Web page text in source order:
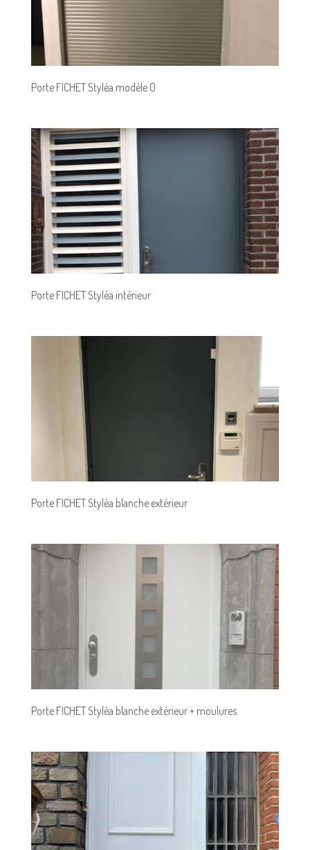
Porte FICHET Styléa modèle 0
Porte FICHET Styléa intérieur
Porte FICHET Styléa blanche extérieur
Porte FICHET Styléa blanche extérieur + moulures